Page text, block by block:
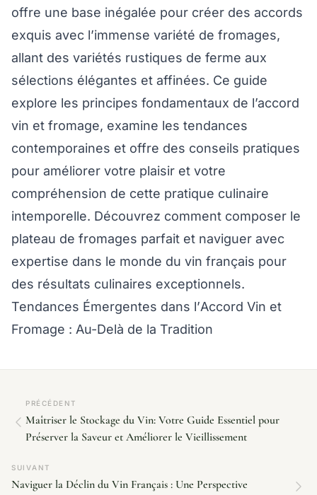
offre une base inégalée pour créer des accords
exquis avec l’immense variété de fromages,
allant des variétés rustiques de ferme aux
sélections élégantes et affinées. Ce guide
explore les principes fondamentaux de l’accord
vin et fromage, examine les tendances
contemporaines et offre des conseils pratiques
pour améliorer votre plaisir et votre
compréhension de cette pratique culinaire
intemporelle. Découvrez comment composer le
plateau de fromages parfait et naviguer avec
expertise dans le monde du vin français pour
des résultats culinaires exceptionnels.
Tendances Émergentes dans l’Accord Vin et
Fromage : Au-Delà de la Tradition
PRÉCÉDENT
Maîtriser le Stockage du Vin: Votre Guide Essentiel pour
Préserver la Saveur et Améliorer le Vieillissement
SUIVANT
Naviguer la Déclin du Vin Français : Une Perspective